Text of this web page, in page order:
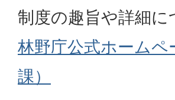
制度の趣旨や詳細に
林野庁公式ホームペ
課）